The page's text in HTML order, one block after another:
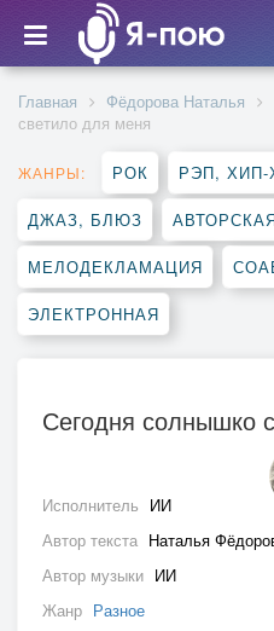
Главная Фёдорова Наталья
светило для меня
ЖАНРЫ: РОК РЭП,
ДЖАЗ, БЛЮЗ
МЕЛОДЕКЛАМАЦИЯ
ЭЛЕКТРОННАЯ
Сегодня солнышко
Исполнитель ИИ
Автор текста Наталья
Автор музыки ИИ
Жанр Разное